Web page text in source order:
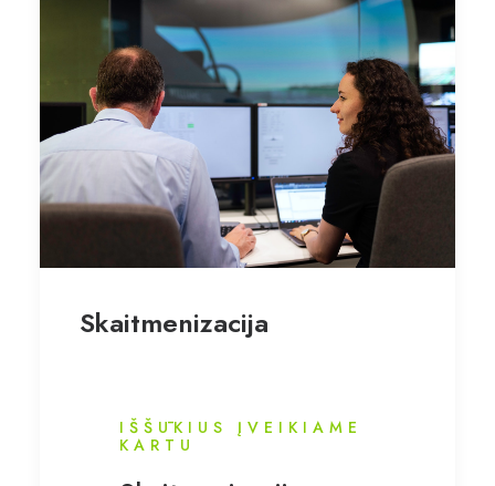
Skaitmenizacija
IŠŠŪKIUS ĮVEIKIAME
KARTU